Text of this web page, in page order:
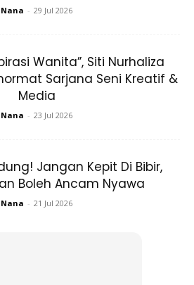
sana agar tidak membuang
Nana - 29 Jul 2026
Wanita”, Siti Nurhaliza
Sarjana Seni Kreatif &
Media
Nana - 23 Jul 2026
Jangan Kepit Di Bibir,
Boleh Ancam Nyawa
Nana - 21 Jul 2026